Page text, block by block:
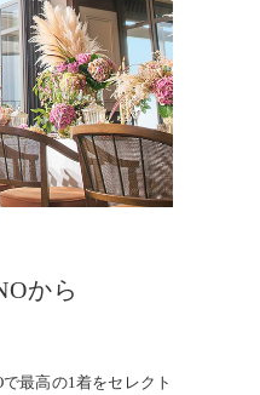
から
最高の1着をセレクト